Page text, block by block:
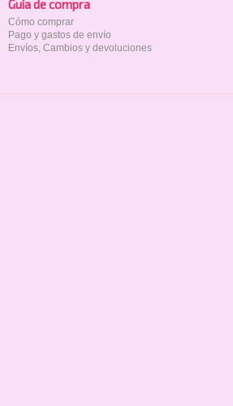
Guía de compra
Cómo comprar
Pago y gastos de envío
Envíos, Cambios y devoluciones